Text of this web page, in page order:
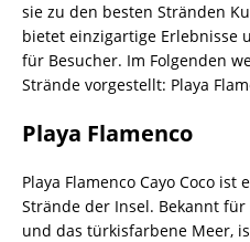
sie zu den besten Stränden
bietet einzigartige Erlebnisse
für Besucher. Im Folgenden
Strände vorgestellt: Playa
Playa Flamenco
Playa Flamenco Cayo Coco
Strände der Insel. Bekannt
und das türkisfarbene Meer,